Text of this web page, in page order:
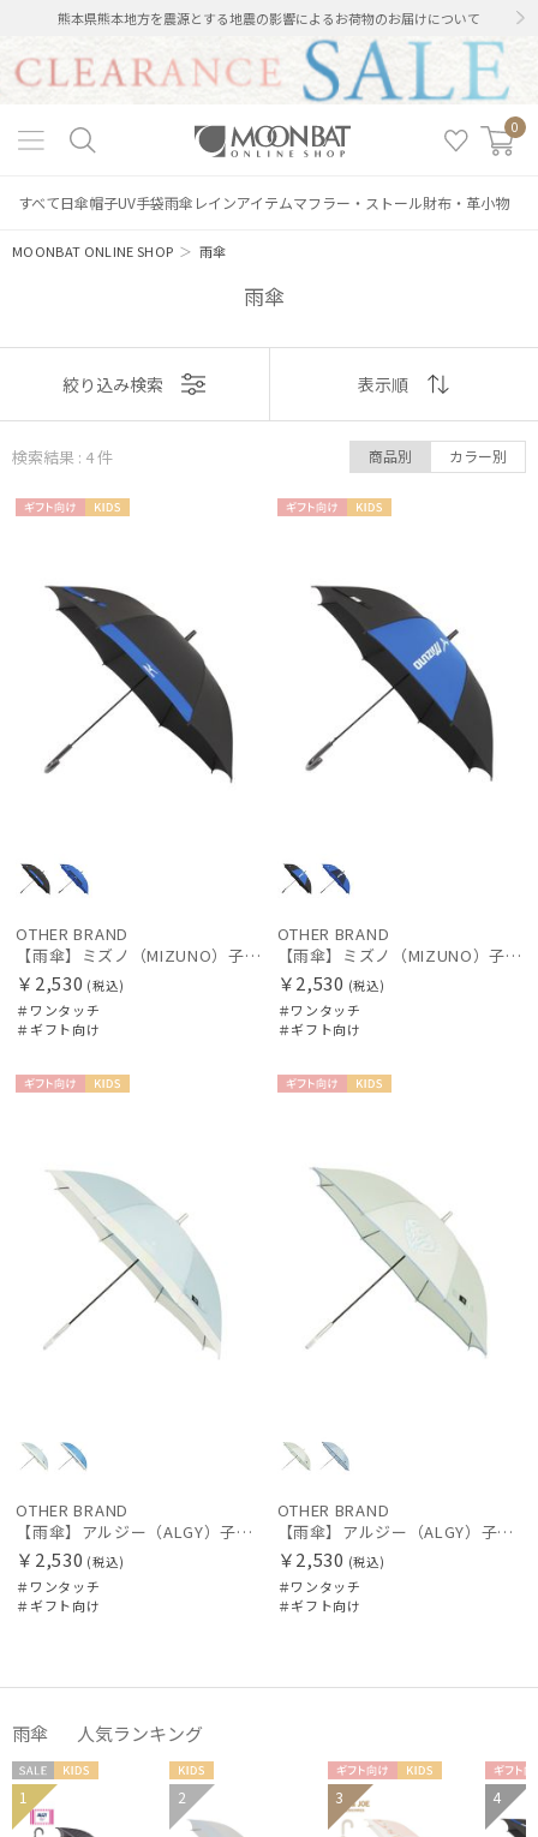
熊本県熊本地方を震源とする地震の影響によるお荷物のお届けについて
0
すべて日傘帽子UV手袋雨傘 レインアイテムマフラー・ストール財布・革小物
MOONBAT ONLINE SHOP ＞雨傘
雨傘
絞り込み
レディース キッズ
カテゴリー
ブランド
その他
カラー
販売状況
表示
おすすめ
価格の低い
人気順
売上点数順
絞り込み検索 表示順
検索結果 : 4件 商品別 カラー別
OTHER BRAND
【雨傘】ミズノ（MIZUNO）子供用通学雨傘 1小間切継ぎ ボタンジャンプ
￥2,530 (税込)
＃ワンタッチ
＃ギフト向け
OTHER BRAND
【雨傘】ミズノ（MIZUNO）子供用通学雨傘 コンビ×ビッグロゴ ボタンジャンプ
￥2,530 (税込)
＃ワンタッチ
＃ギフト向け
OTHER BRAND
【雨傘】アルジー（ALGY）子供用通学雨傘 パール切り継ぎ ボタンジャンプ
￥2,530 (税込)
＃ワンタッチ
＃ギフト向け
OTHER BRAND
【雨傘】アルジー（ALGY）子供用通学雨傘 パイピングロゴ ボタンジャンプ
￥2,530 (税込)
＃ワンタッチ
＃ギフト向け
雨傘 人気ランキング
セー
ル
KIDS
1 KIDS
2
ギフト
向け
3
ギフト
向け
4